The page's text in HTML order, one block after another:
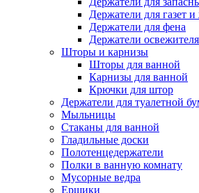
Держатели для газет
Держатели для фена
Держатели
Шторы и карнизы
Шторы для ванной
Карнизы для ванной
Крючки для штор
Держатели для туалетной
Мыльницы
Стаканы для ванной
Гладильные доски
Полотенцедержатели
Полки в ванную комнату
Мусорные ведра
Ершики